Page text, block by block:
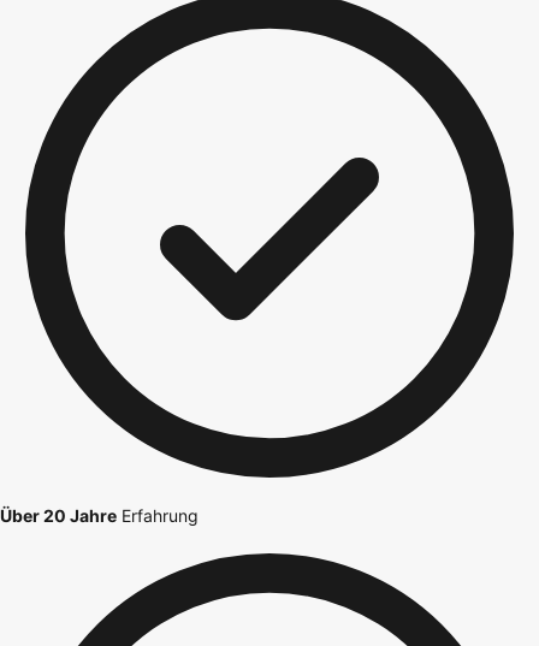
Über 20 Jahre Erfahrung